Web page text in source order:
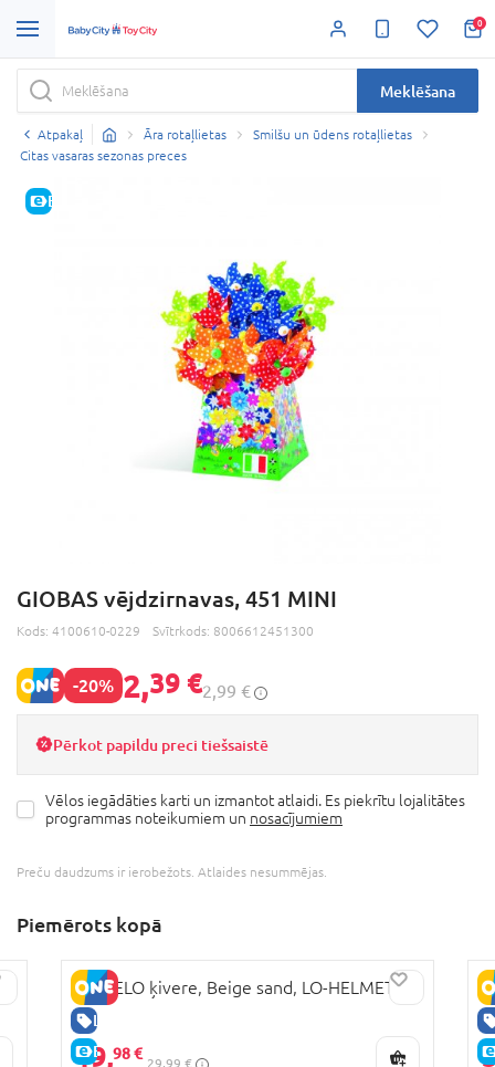
0
Meklēšana
Atpakaļ Āra rotaļlietas
Smilšu un ūdens rotaļlietas
Citas vasaras sezonas preces
E-CENA
GIOBAS vējdzirnavas, 451 MINI
Kods: 4100610-0229 Svītrkods: 8006612451300
-20% 2,39 €2,99 €
Pērkot papildu preci tiešsaistē
Vēlos iegādāties karti un izmantot atlaidi. Es piekrītu lojalitātes
programmas noteikumiem un nosacījumiem
Preču daudzums ir ierobežots. Atlaides nesummējas.
Piemērots kopā
LABA CENA
E-CENA
LIONELO ķivere, Beige sand, LO-HELMET
19,98 €
29,99 €